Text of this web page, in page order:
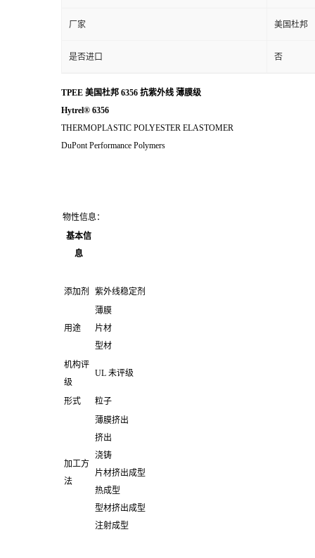
厂家 美国杜邦
是否进口 否
TPEE 美国杜邦 6356 抗紫外线 薄膜级
Hytrel® 6356
THERMOPLASTIC POLYESTER ELASTOMER
DuPont Performance Polymers
物性信息：
基本信
息
添加剂 紫外线稳定剂
用途
薄膜
片材
型材
机构评
级
UL 未评级
形式 粒子
加工方
法
薄膜挤出
挤出
浇铸
片材挤出成型
热成型
型材挤出成型
注射成型